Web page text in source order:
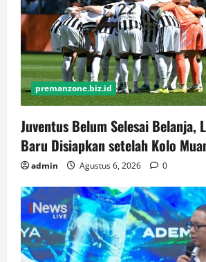
premanzone.biz.id
Juventus Belum Selesai Belanja,
Baru Disiapkan setelah Kolo
admin Agustus 6, 2026 0